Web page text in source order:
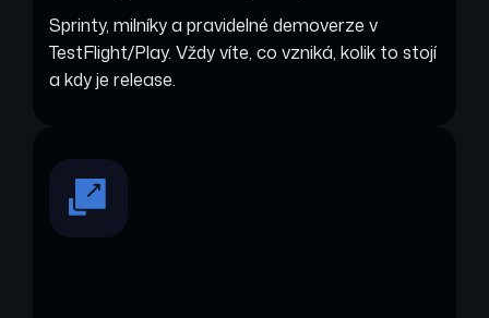
Sprinty, milníky a pravidelné demoverze v
TestFlight/Play. Vždy víte, co vzniká, kolik to stojí
a kdy je release.